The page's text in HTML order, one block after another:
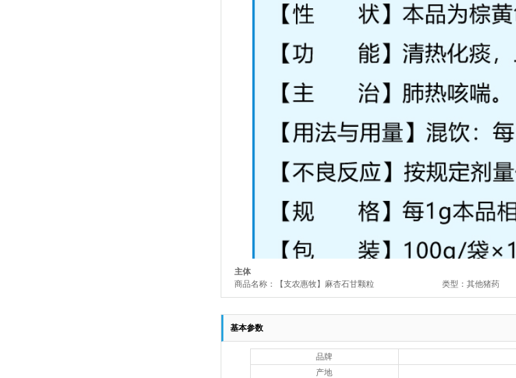
主体
商品名称：【支农惠牧】麻杏石甘颗粒
类型：其他猪药
基本参数
品牌
产地